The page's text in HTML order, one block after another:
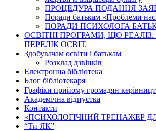
ПРОЦЕДУРА ПОДАННЯ
Поради батькам «Проблеми
ПОРАДИ ПСИХОЛОГА
ОСВІТНІ ПРОГРАМИ, ЩО РЕАЛІЗ.
ПЕРЕЛІК ОСВІТ.
Здобувачам освіти і батькам
Розклад дзвінків
Електронна бібліотека
Блог бібліотекаря
Графіки прийому громадян
Академічна відпустка
Контакти
«ПСИХОЛОГІЧНИЙ ТРЕНАЖЕР
“Ти ЯК”